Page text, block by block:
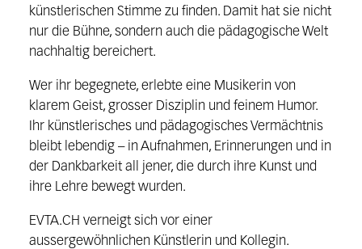
künstlerischen Stimme zu finden. Damit hat sie nicht
nur die Bühne, sondern auch die pädagogische Welt
nachhaltig bereichert.
Wer ihr begegnete, erlebte eine Musikerin von
klarem Geist, grosser Disziplin und feinem Humor.
Ihr künstlerisches und pädagogisches Vermächtnis
bleibt lebendig – in Aufnahmen, Erinnerungen und in
der Dankbarkeit all jener, die durch ihre Kunst und
ihre Lehre bewegt wurden.
EVTA.CH verneigt sich vor einer
aussergewöhnlichen Künstlerin und Kollegin.